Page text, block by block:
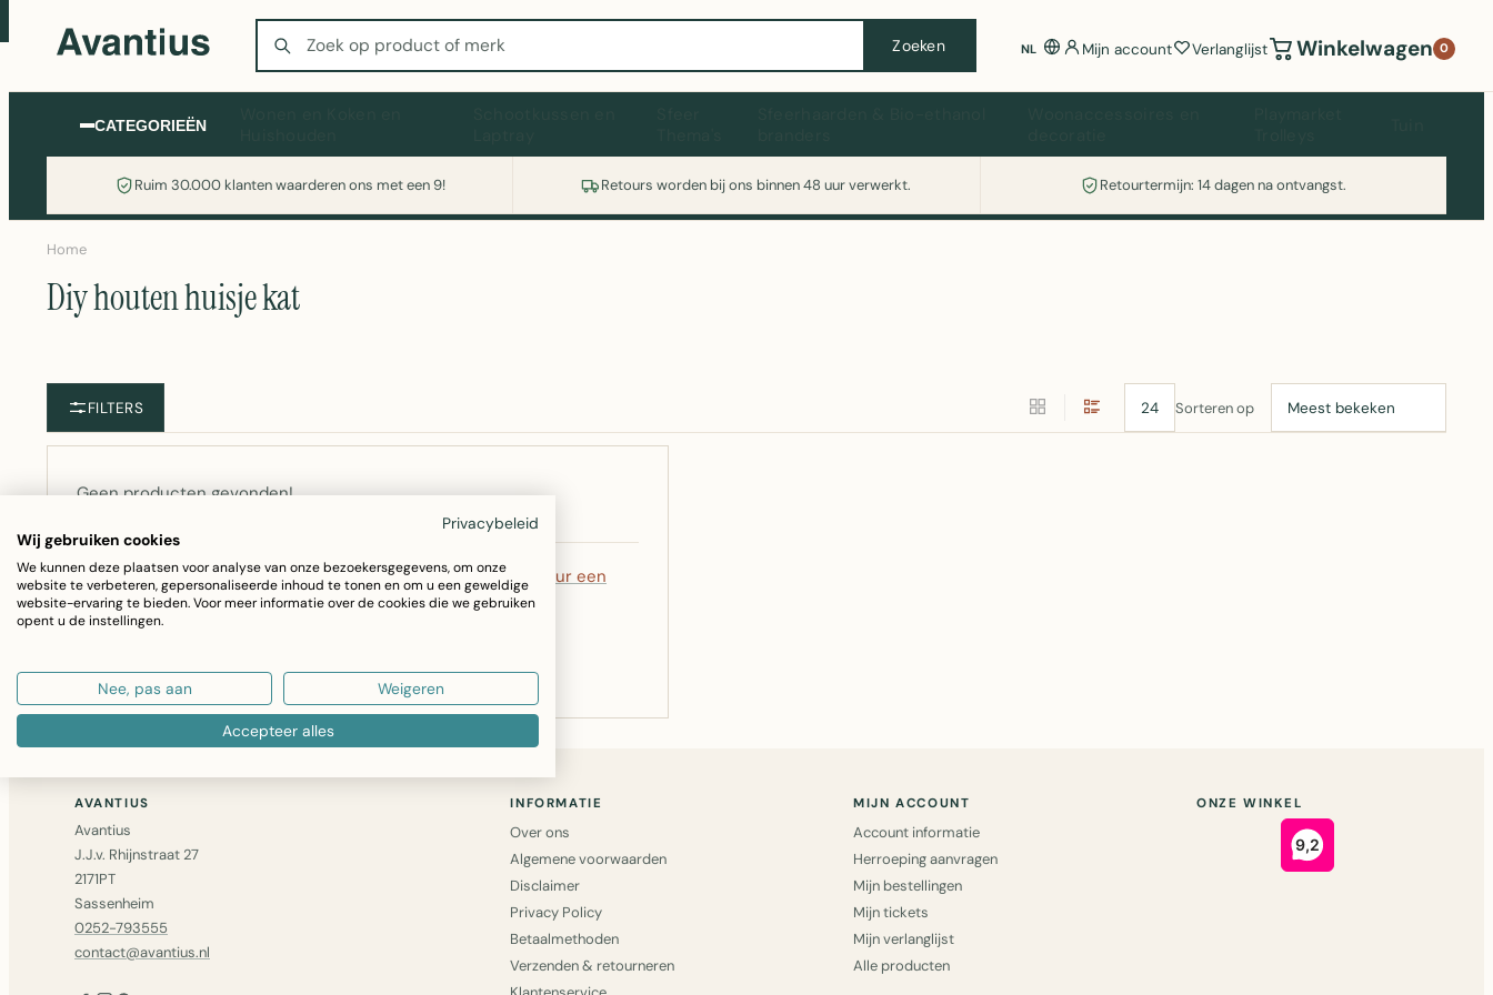
Zoeken
Zoeken NL Mijn account Verlanglijst Winkelwagen 0
CATEGORIEËN
Ruim 30.000 klanten waarderen ons met een 9! Retours worden bij ons binnen 48 uur verwerkt. Retourtermijn: 14 dagen na ontvangst.
Wasmachine of koelkast nodig? Vergelijk alle prijzen op Witgoedaanbod.nl
Home
Diy houten huisje kat
FILTERS Sorteren op
Geen producten gevonden!
Niet gevonden wat u zocht? Bel ons op0252 – 793555of
stuur een
bericht— we zoeken het voor u op.
GA VERDER MET WINKELEN
AVANTIUS
Avantius
J.J.v. Rhijnstraat 27
2171PT
Sassenheim
0252-793555
contact@avantius.nl
INFORMATIE
Over ons
Algemene voorwaarden
Disclaimer
Privacy Policy
Betaalmethoden
Verzenden & retourneren
MIJN ACCOUNT
Account informatie
Herroeping aanvragen
Mijn bestellingen
Mijn tickets
Mijn verlanglijst
Alle producten
ONZE WINKEL
Privacybeleid
Wij gebruiken cookies
We kunnen deze plaatsen voor analyse van onze bezoekersgegevens, om onze
website te verbeteren, gepersonaliseerde inhoud te tonen en om u een geweldige
website-ervaring te bieden. Voor meer informatie over de cookies die we gebruiken
opent u de instellingen.
Nee, pas aan Weigeren
Accepteer alles